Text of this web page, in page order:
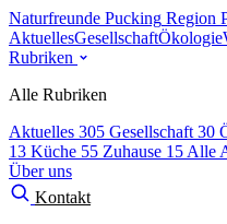
Naturfreunde Pucking Region
AktuellesGesellschaftÖkologie
Rubriken
Alle Rubriken
Aktuelles 305 Gesellschaft 30
13 Küche 55 Zuhause 15 Alle
Über uns
Kontakt